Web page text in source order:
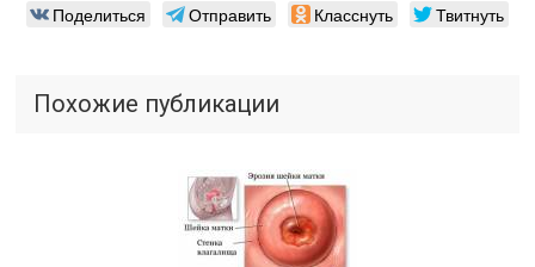
Поделиться Отправить Класснуть Твитнуть
Похожие публикации